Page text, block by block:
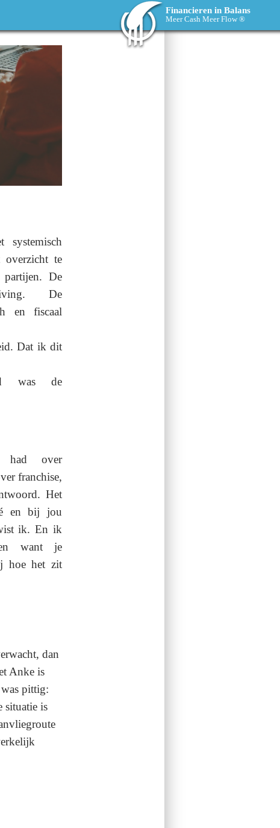
Financieren in Balans
Meer Cash Meer Flow ®
overzicht te
De
De
en fiscaal
Dat ik dit
was de
over
franchise,
Het
en bij jou
ik. En ik
want je
hoe het zit
dan
Anke is
pittig:
situatie is